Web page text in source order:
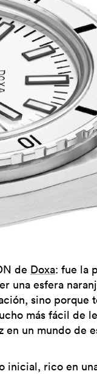
de Doxa: fue la
una esfera
sino porque
más fácil de
en un mundo de
inicial, rico en